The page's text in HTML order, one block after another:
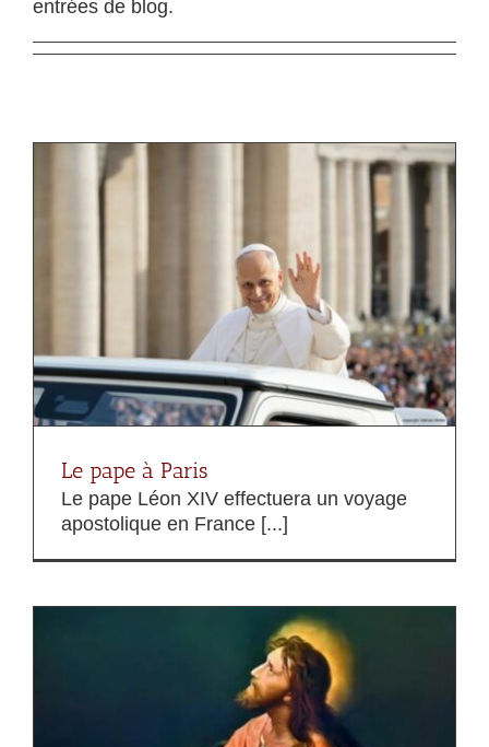
entrées de blog.
Le pape à Paris
Le pape Léon XIV effectuera un voyage
apostolique en France [...]